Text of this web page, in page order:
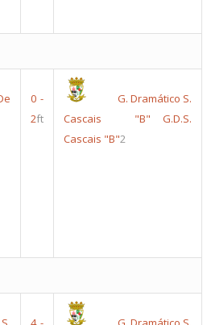
0 -
2ft
G. Dramático S.
Cascais "B"
G.D.S.
Cascais "B"2